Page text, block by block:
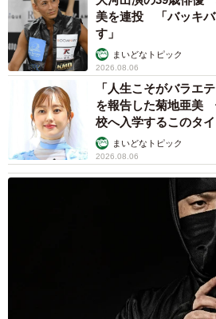
「人生こそがバラエ
を報告した菊地亜美
校へ入学するこのタ
まいどなトピック
2026.08.06
京都駅をぶらぶら→ホームの隅に何や
する忍者 この暑い中いったいなぜ